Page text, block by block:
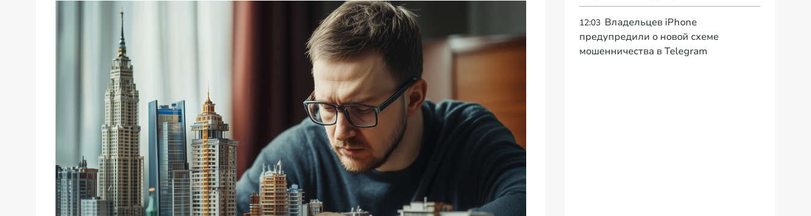
12:03 Владельцев iPhone
предупредили о новой схеме
мошенничества в Telegram